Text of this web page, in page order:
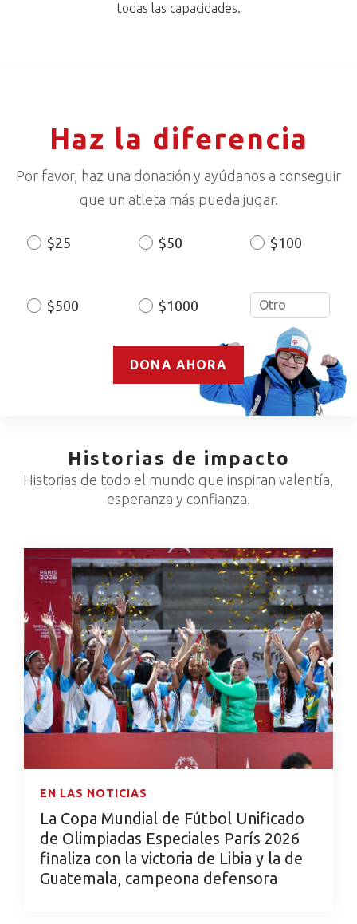
todas las capacidades.
Haz la diferencia
Por favor, haz una donación y ayúdanos a conseguir
que un atleta más pueda jugar.
Donation
$25 $50 $100
$500 $1000
DONA AHORA
Historias de impacto
Historias de todo el mundo que inspiran valentía,
esperanza y confianza.
EN LAS NOTICIAS
La Copa Mundial de Fútbol Unificado
de Olimpiadas Especiales París 2026
finaliza con la victoria de Libia y la de
Guatemala, campeona defensora